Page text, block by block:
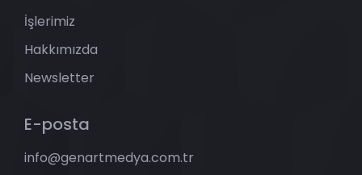
İşlerimiz
Hakkımızda
Newsletter
E-posta
info@genartmedya.com.tr